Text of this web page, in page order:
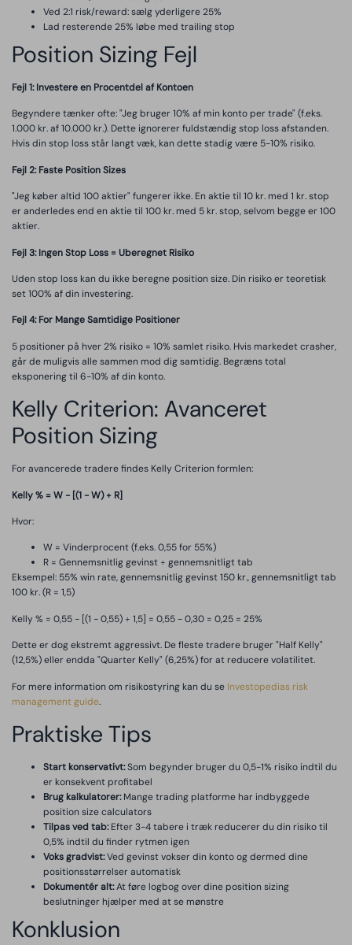
Ved 2:1 risk/reward: sælg yderligere 25%
Lad resterende 25% løbe med trailing stop
Position Sizing Fejl
Fejl 1: Investere en Procentdel af Kontoen
Begyndere tænker ofte: "Jeg bruger 10% af min konto per trade" (f.eks.
1.000 kr. af 10.000 kr.). Dette ignorerer fuldstændig stop loss afstanden.
Hvis din stop loss står langt væk, kan dette stadig være 5-10% risiko.
Fejl 2: Faste Position Sizes
"Jeg køber altid 100 aktier" fungerer ikke. En aktie til 10 kr. med 1 kr. stop
er anderledes end en aktie til 100 kr. med 5 kr. stop, selvom begge er 100
aktier.
Fejl 3: Ingen Stop Loss = Uberegnet Risiko
Uden stop loss kan du ikke beregne position size. Din risiko er teoretisk
set 100% af din investering.
Fejl 4: For Mange Samtidige Positioner
5 positioner på hver 2% risiko = 10% samlet risiko. Hvis markedet crasher,
går de muligvis alle sammen mod dig samtidig. Begræns total
eksponering til 6-10% af din konto.
Kelly Criterion: Avanceret
Position Sizing
For avancerede tradere findes Kelly Criterion formlen:
Kelly % = W - [(1 - W) ÷ R]
Hvor:
W = Vinderprocent (f.eks. 0,55 for 55%)
R = Gennemsnitlig gevinst ÷ gennemsnitligt tab
Eksempel: 55% win rate, gennemsnitlig gevinst 150 kr., gennemsnitligt tab
100 kr. (R = 1,5)
Kelly % = 0,55 - [(1 - 0,55) ÷ 1,5] = 0,55 - 0,30 = 0,25 = 25%
Dette er dog ekstremt aggressivt. De fleste tradere bruger "Half Kelly"
(12,5%) eller endda "Quarter Kelly" (6,25%) for at reducere volatilitet.
For mere information om risikostyring kan du se Investopedias risk
management guide.
Praktiske Tips
Start konservativt:Som begynder bruger du 0,5-1% risiko indtil du
er konsekvent profitabel
Brug kalkulatorer:Mange trading platforme har indbyggede
position size calculators
Tilpas ved tab:Efter 3-4 tabere i træk reducerer du din risiko til
0,5% indtil du finder rytmen igen
Voks gradvist:Ved gevinst vokser din konto og dermed dine
positionsstørrelser automatisk
Dokumentér alt:At føre logbog over dine position sizing
beslutninger hjælper med at se mønstre
Konklusion